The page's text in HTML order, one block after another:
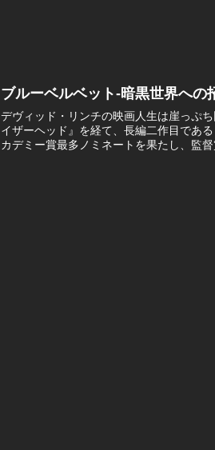
ブルーベルベット-暗黒世界への
デヴィッド・リンチの映画人生は崖っぷ
イザーヘッド』を経て、長編二作目であ
カデミー賞最多ノミネートを果たし、監